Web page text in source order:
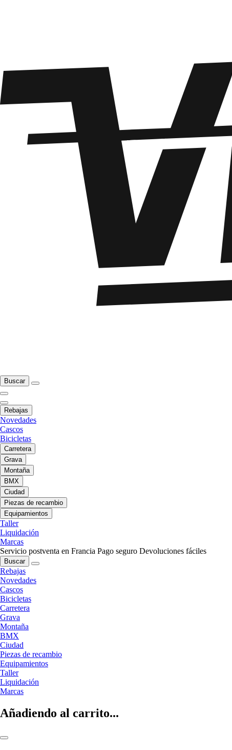
Buscar
Rebajas
Novedades
Cascos
Bicicletas
Carretera
Grava
Montaña
BMX
Ciudad
Piezas de recambio
Equipamientos
Taller
Liquidación
Marcas
Servicio postventa en Francia Pago seguro Devoluciones fáciles
Buscar
Rebajas
Novedades
Cascos
Bicicletas
Carretera
Grava
Montaña
BMX
Ciudad
Piezas de recambio
Equipamientos
Taller
Liquidación
Marcas
Añadiendo al carrito...